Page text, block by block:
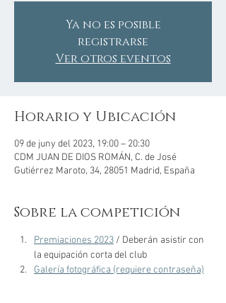
Ya no es posible
registrarse
Ver otros eventos
Horario y Ubicación
09 de juny del 2023, 19:00 – 20:30
CDM JUAN DE DIOS ROMÁN, C. de José
Gutiérrez Maroto, 34, 28051 Madrid, España
Sobre la competición
Premiaciones 2023 / Deberán asistir con
la equipación corta del club
Galería fotográfica (requiere contraseña)